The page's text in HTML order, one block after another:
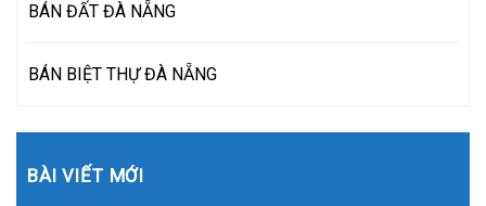
BÁN ĐẤT ĐÀ NẴNG
BÁN BIỆT THỰ ĐÀ NẴNG
BÀI VIẾT MỚI